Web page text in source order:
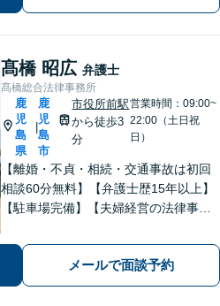
髙橋 昭広 弁護士
髙橋総合法律事務所
鹿
児
島
県
鹿
児
島
市
市役所前駅
から徒歩3
分
営業時間：09:00~
22:00（土日祝
日）
【離婚・不貞・相続・交通事故は初回
相談60分無料】【弁護士歴15年以上】
【駐車場完備】【夫婦経営の法律事務
解決します【離婚問題】最善の解決方
法をご提案します【交通事故】適切な
賠償金・後遺障害認定を獲得します
メールで面談予約